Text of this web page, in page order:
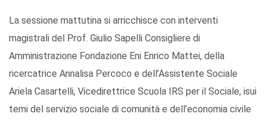
La sessione mattutina si arricchisce con interventi
magistrali del Prof. Giulio Sapelli Consigliere di
Amministrazione Fondazione Eni Enrico Mattei, della
ricercatrice Annalisa Percoco e dell’Assistente Sociale
Ariela Casartelli, Vicedirettrice Scuola IRS per il Sociale, isui
temi del servizio sociale di comunità e dell’economia civile